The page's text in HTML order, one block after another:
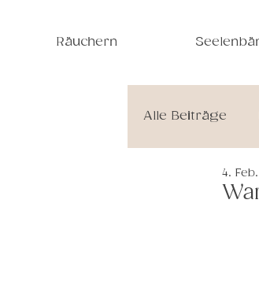
Räuchern
Alle Beiträge
4. Feb.